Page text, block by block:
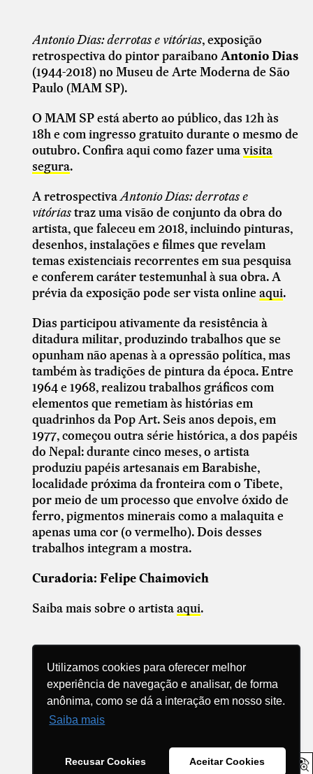
Utilizamos cookies para oferecer melhor
experiência de navegação e analisar, de forma
anônima, como se dá a interação em nosso site.
Saiba mais
Recusar Cookies Aceitar Cookies
Antonio Dias: derrotas e vitórias, exposição
retrospectiva do pintor paraibano Antonio Dias
(1944-2018) no Museu de Arte Moderna de São
Paulo (MAM SP).
O MAM SP está aberto ao público, das 12h às
18h e com ingresso gratuito durante o mesmo de
outubro. Confira aqui como fazer umavisita
segura.
A retrospectivaAntonio Dias: derrotas e
vitóriastraz uma visão de conjunto da obra do
artista, que faleceu em 2018, incluindo pinturas,
desenhos, instalações e filmes que revelam
temas existenciais recorrentes em sua pesquisa
e conferem caráter testemunhal à sua obra. A
prévia da exposição pode ser vista online aqui.
Dias participou ativamente da resistência à
ditadura militar, produzindo trabalhos que se
opunham não apenas à a opressão política, mas
também às tradições de pintura da época. Entre
1964 e 1968, realizou trabalhos gráficos com
elementos que remetiam às histórias em
quadrinhos da Pop Art. Seis anos depois, em
1977, começou outra série histórica, a dos papéis
do Nepal: durante cinco meses, o artista
produziu papéis artesanais em Barabishe,
localidade próxima da fronteira com o Tibete,
por meio de um processo que envolve óxido de
ferro, pigmentos minerais como a malaquita e
apenas uma cor (o vermelho). Dois desses
trabalhos integram a mostra.
Curadoria: Felipe Chaimovich
Saiba mais sobre o artistaaqui.
Compartilhe